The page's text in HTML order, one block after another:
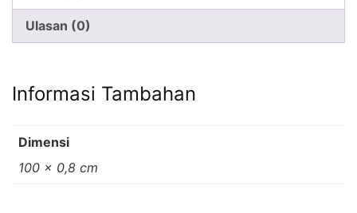
Ulasan (0)
Informasi Tambahan
Dimensi
100 × 0,8 cm